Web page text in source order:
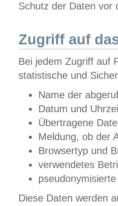
Schutz der Daten vor
Zugriff auf
Bei jedem Zugriff auf
statistische und
Name der
Datum und
Übertragene
Meldung, ob der
Browsertyp und
verwendetes
Diese Daten werden